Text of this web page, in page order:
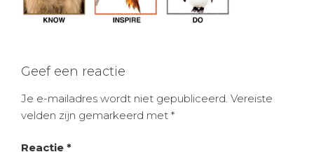
Geef een reactie
Je e-mailadres wordt niet gepubliceerd. Vereiste
velden zijn gemarkeerd met *
Reactie *